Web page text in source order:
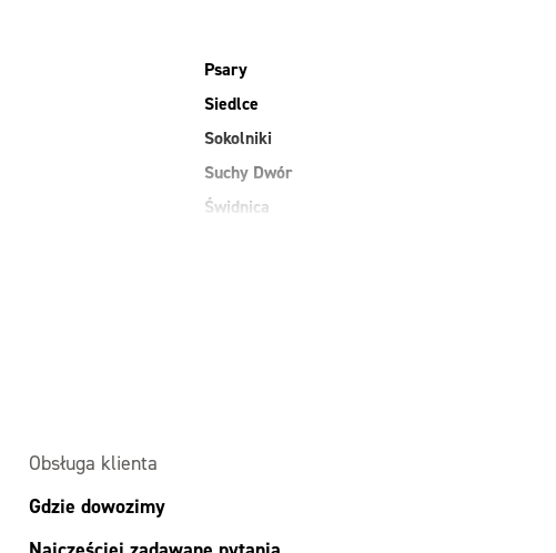
Psary
Siedlce
Sokolniki
Suchy Dwór
Świdnica
Obsługa klienta
Gdzie dowozimy